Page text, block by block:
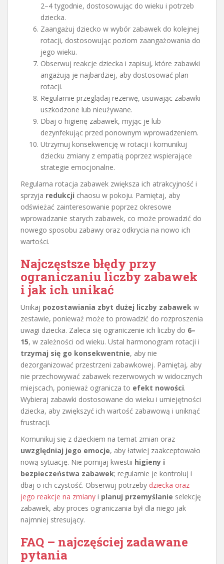
2–4 tygodnie, dostosowując do wieku i potrzeb
dziecka.
Zaangażuj dziecko w wybór zabawek do kolejnej
rotacji, dostosowując poziom zaangażowania do
jego wieku.
Obserwuj reakcje dziecka i zapisuj, które zabawki
angażują je najbardziej, aby dostosować plan
rotacji.
Regularnie przeglądaj rezerwę, usuwając zabawki
uszkodzone lub nieużywane.
Dbaj o higienę zabawek, myjąc je lub
dezynfekując przed ponownym wprowadzeniem.
Utrzymuj konsekwencję w rotacji i komunikuj
dziecku zmiany z empatią poprzez wspierające
strategie emocjonalne.
Regularna rotacja zabawek zwiększa ich atrakcyjność i
sprzyja redukcji chaosu w pokoju. Pamiętaj, aby
odświeżać zainteresowanie poprzez okresowe
wprowadzanie starych zabawek, co może prowadzić do
nowego sposobu zabawy oraz odkrycia na nowo ich
wartości.
Najczęstsze błędy przy
ograniczaniu liczby zabawek
i jak ich unikać
Unikaj pozostawiania zbyt dużej liczby zabawek w
zestawie, ponieważ może to prowadzić do rozproszenia
uwagi dziecka. Zaleca się ograniczenie ich liczby do 6–
15, w zależności od wieku. Ustal harmonogram rotacji i
trzymaj się go konsekwentnie, aby nie
dezorganizować przestrzeni zabawkowej. Pamiętaj, aby
nie przechowywać zabawek rezerwowych w widocznych
miejscach, ponieważ ogranicza to efekt nowości.
Wybieraj zabawki dostosowane do wieku i umiejętności
dziecka, aby zwiększyć ich wartość zabawową i uniknąć
frustracji.
Komunikuj się z dzieckiem na temat zmian oraz
uwzględniaj jego emocje, aby łatwiej zaakceptowało
nową sytuację. Nie pomijaj kwestii higieny i
bezpieczeństwa zabawek; regularnie je kontroluj i
dbaj o ich czystość. Obserwuj potrzeby dziecka oraz
jego reakcje na zmiany i planuj przemyślanie selekcję
zabawek, aby proces ograniczania był dla niego jak
najmniej stresujący.
FAQ – najczęściej zadawane
pytania